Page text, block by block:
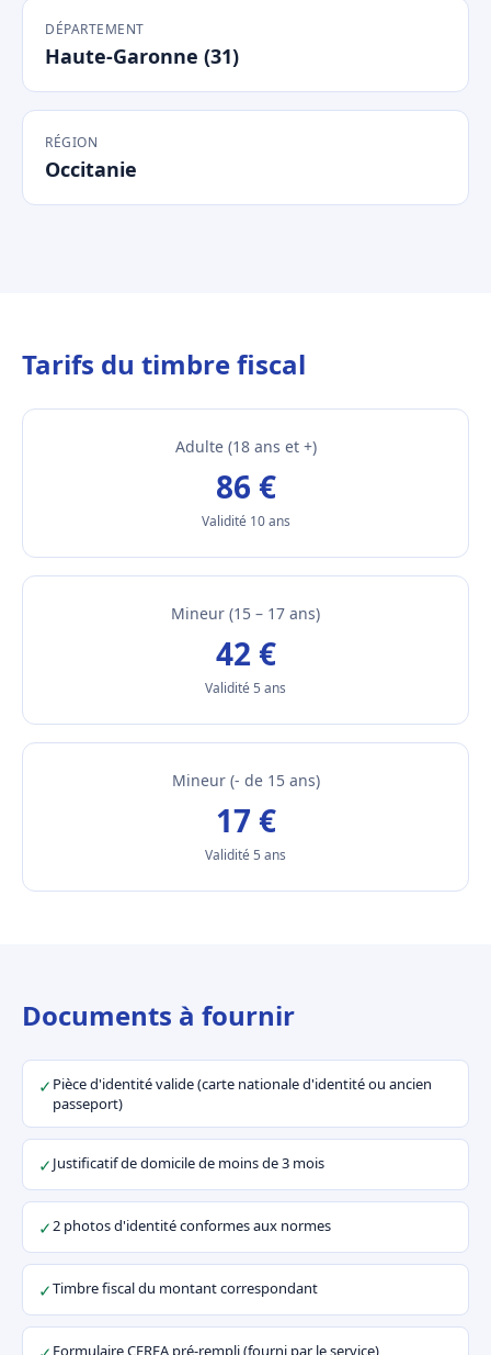
DÉPARTEMENT
Haute-Garonne (31)
RÉGION
Occitanie
Tarifs du timbre fiscal
Adulte (18 ans et +)
86 €
Validité 10 ans
Mineur (15 – 17 ans)
42 €
Validité 5 ans
Mineur (- de 15 ans)
17 €
Validité 5 ans
Documents à fournir
✓ Pièce d'identité valide (carte nationale d'identité ou ancien
passeport)
✓Justificatif de domicile de moins de 3 mois
✓2 photos d'identité conformes aux normes
✓Timbre fiscal du montant correspondant
Formulaire CERFA pré-rempli (fourni par le service)